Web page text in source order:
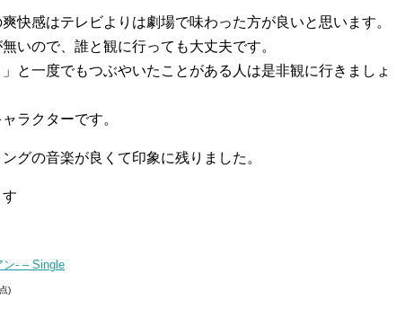
快感はテレビよりは劇場で味わった方が良いと思います。
いので、誰と観に行っても大丈夫です。
と一度でもつぶやいたことがある人は是非観に行きましょ
ラクターです。
グの音楽が良くて印象に残りました。
ン- – Single
)